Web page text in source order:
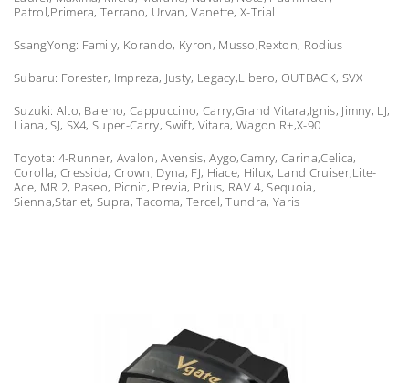
Patrol,Primera, Terrano, Urvan, Vanette, X-Trial
SsangYong: Family, Korando, Kyron, Musso,Rexton, Rodius
Subaru: Forester, Impreza, Justy, Legacy,Libero, OUTBACK, SVX
Suzuki: Alto, Baleno, Cappuccino, Carry,Grand Vitara,Ignis, Jimny, LJ,
Liana, SJ, SX4, Super-Carry, Swift, Vitara, Wagon R+,X-90
Toyota: 4-Runner, Avalon, Avensis, Aygo,Camry, Carina,Celica,
Corolla, Cressida, Crown, Dyna, FJ, Hiace, Hilux, Land Cruiser,Lite-
Ace, MR 2, Paseo, Picnic, Previa, Prius, RAV 4, Sequoia,
Sienna,Starlet, Supra, Tacoma, Tercel, Tundra, Yaris